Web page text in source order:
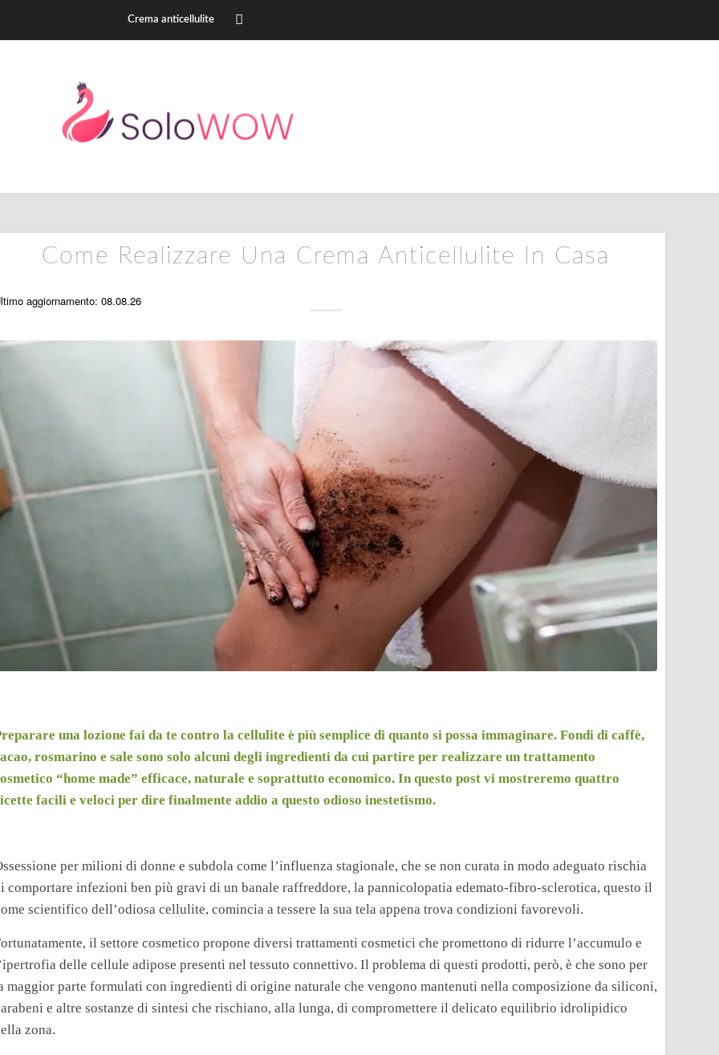
Crema anticellulite
Come Realizzare Una Crema Anticellulite In Casa
aggiornamento: 08.08.26
una lozione fai da te contro la cellulite è più semplice di quanto si possa immaginare. Fondi di caffè,
rosmarino e sale sono solo alcuni degli ingredienti da cui partire per realizzare un trattamento
“home made” efficace, naturale e soprattutto economico. In questo post vi mostreremo quattro
facili e veloci per dire finalmente addio a questo odioso inestetismo.
per milioni di donne e subdola come l’influenza stagionale, che se non curata in modo adeguato rischia
comportare infezioni ben più gravi di un banale raffreddore, la pannicolopatia edemato-fibro-sclerotica, questo il
scientifico dell’odiosa cellulite, comincia a tessere la sua tela appena trova condizioni favorevoli.
il settore cosmetico propone diversi trattamenti cosmetici che promettono di ridurre l’accumulo e
delle cellule adipose presenti nel tessuto connettivo. Il problema di questi prodotti, però, è che sono per
maggior parte formulati con ingredienti di origine naturale che vengono mantenuti nella composizione da siliconi,
e altre sostanze di sintesi che rischiano, alla lunga, di compromettere il delicato equilibrio idrolipidico
zona.